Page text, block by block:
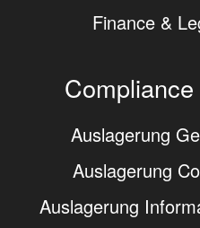
Finance &
Auslagerung
Auslagerung
Auslagerung